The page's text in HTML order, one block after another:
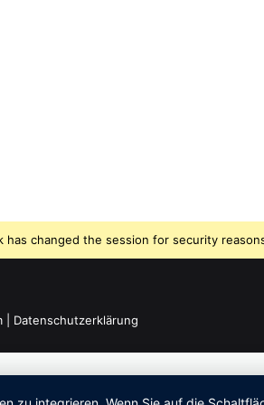
has changed the session for security
Datenschutzerklärung